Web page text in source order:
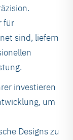
für
sind, liefern
investieren
um
Designs zu